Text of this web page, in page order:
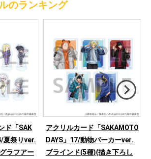
のランキング
ド「SAK
夏祭りver.
ラフアー
アクリルカード「SAKAMOTO
DAYS」17/動物パーカーver.
ブラインド(5種)(描き下ろし